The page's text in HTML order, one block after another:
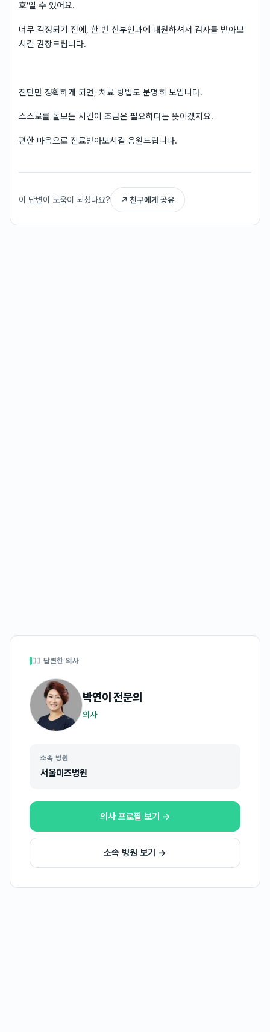
호’일 수 있어요.
너무 걱정되기 전에, 한 번 산부인과에 내원하셔서 검사를 받아보
시길 권장드립니다.
진단만 정확하게 되면, 치료 방법도 분명히 보입니다.
스스로를 돌보는 시간이 조금은 필요하다는 뜻이겠지요.
편한 마음으로 진료받아보시길 응원드립니다.
이 답변이 도움이 되셨나요? ↗ 친구에게 공유
👩‍⚕️ 답변한 의사
박연이전문의
의사
소속 병원
서울미즈병원
의사 프로필 보기 →
소속 병원 보기 →